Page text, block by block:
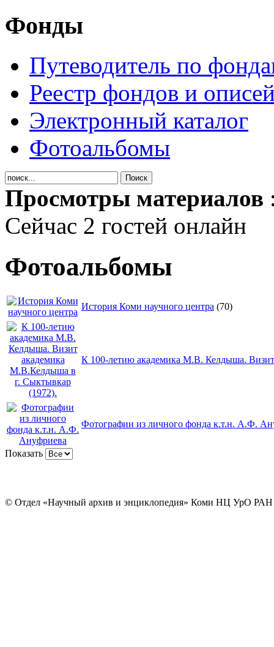
Фонды
Путеводитель по
Реестр фондов и
Электронный каталог
Фотоальбомы
Просмотры материалов
Сейчас 2 гостей онлайн
Фотоальбомы
История Коми научного центра (70)
К 100-летию академика М.В. Келдыша.
Фотографии из личного фонда к.т.н. А.Ф.
Показать
© Отдел «Научный архив и энциклопедия» Коми НЦ УрО РАН